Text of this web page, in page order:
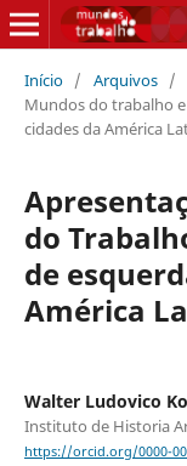
Início / Arquivos /
Mundos do trabalho
cidades da América
do
de
América
Walter Ludovico
Instituto de Historia
https://orcid.org/0000-